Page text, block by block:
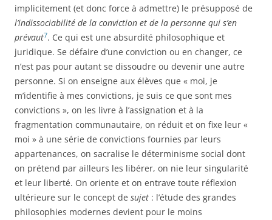
implicitement (et donc force à admettre) le présupposé de
l’indissociabilité de la conviction et de la personne qui s’en
prévaut7. Ce qui est une absurdité philosophique et
juridique. Se défaire d’une conviction ou en changer, ce
n’est pas pour autant se dissoudre ou devenir une autre
personne. Si on enseigne aux élèves que « moi, je
m’identifie à mes convictions, je suis ce que sont mes
convictions », on les livre à l’assignation et à la
fragmentation communautaire, on réduit et on fixe leur «
moi » à une série de convictions fournies par leurs
appartenances, on sacralise le déterminisme social dont
on prétend par ailleurs les libérer, on nie leur singularité
et leur liberté. On oriente et on entrave toute réflexion
ultérieure sur le concept de sujet : l’étude des grandes
philosophies modernes devient pour le moins